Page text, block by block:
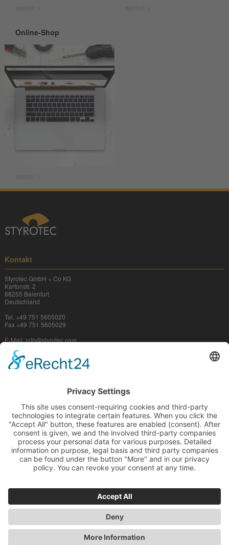
Online-Shop
Kontakt
Styrotec GmbH + Co KG
Kartonstr. 2
88255 Baienfurt
Deutschland
Tel. +49 751 5605020
Fax +49 751 5605029
E-Mail: info@styrotec.com
We need your consent to load the
service!
This content is not permitted to load due to trackers
that are not disclosed to the visitor. The website owner
needs to setup the site with their CMP to add this
content to the list of technologies used.
Platform&eRecht24
© 2023 STYROTEC GmbH + Co. KG